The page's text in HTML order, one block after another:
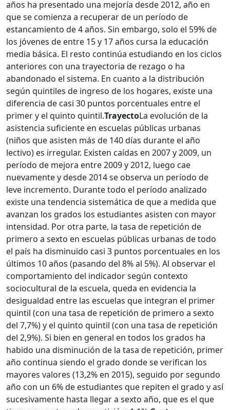
años ha presentado una mejoría desde 2012, año en
que se comienza a recuperar de un período de
estancamiento de 4 años. Sin embargo, solo el 59% de
los jóvenes de entre 15 y 17 años cursa la educación
media básica. El resto continúa estudiando en los ciclos
anteriores con una trayectoria de rezago o ha
abandonado el sistema. En cuanto a la distribución
según quintiles de ingreso de los hogares, existe una
diferencia de casi 30 puntos porcentuales entre el
primer y el quinto quintil.TrayectoLa evolución de la
asistencia suficiente en escuelas públicas urbanas
(niños que asisten más de 140 días durante el año
lectivo) es irregular. Existen caídas en 2007 y 2009, un
período de mejora entre 2009 y 2012, luego cae
nuevamente y desde 2014 se observa un período de
leve incremento. Durante todo el período analizado
existe una tendencia sistemática de que a medida que
avanzan los grados los estudiantes asisten con mayor
intensidad. Por otra parte, la tasa de repetición de
primero a sexto en escuelas públicas urbanas de todo
el país ha disminuido casi 3 puntos porcentuales en los
últimos 10 años (pasando del 8% al 5%). Al observar el
comportamiento del indicador según contexto
sociocultural de la escuela, queda en evidencia la
desigualdad entre las escuelas que integran el primer
quintil (con una tasa de repetición de primero a sexto
del 7,7%) y el quinto quintil (con una tasa de repetición
del 2,9%). Si bien en general en todos los grados ha
habido una disminución de la tasa de repetición, primer
año continua siendo el grado donde se verifican los
mayores valores (13,2% en 2015), seguido por segundo
año con un 6% de estudiantes que repiten el grado y así
sucesivamente hasta llegar a sexto año, que es el que